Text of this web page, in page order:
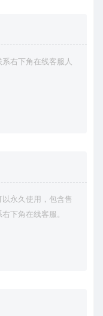
右下角在线客服人
永久使用，包含售
下角在线客服。